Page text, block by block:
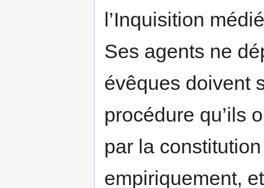
l’Inquisition
Ses agents ne
évêques doivent
procédure qu’ils
par la
empiriquement,